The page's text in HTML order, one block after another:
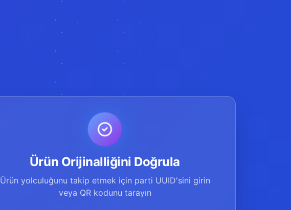
Ürün Orijinalliğini Doğrula
Ürün yolculuğunu takip etmek için parti UUID'sini girin
veya QR kodunu tarayın